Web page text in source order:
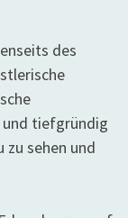
des
und tiefgründig
zu sehen und